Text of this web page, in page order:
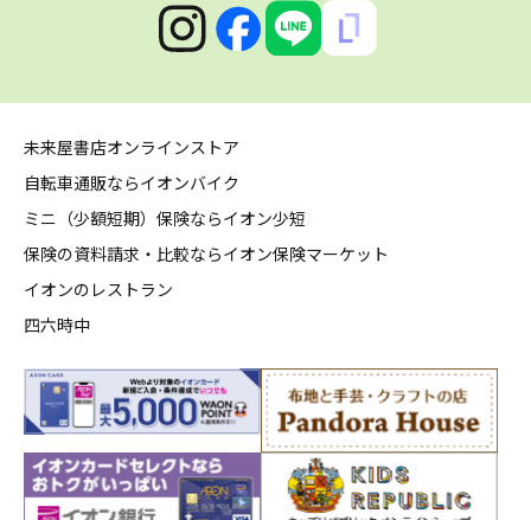
未来屋書店オンラインストア
自転車通販ならイオンバイク
ミニ（少額短期）保険ならイオン少短
保険の資料請求・比較ならイオン保険マーケット
イオンのレストラン
四六時中